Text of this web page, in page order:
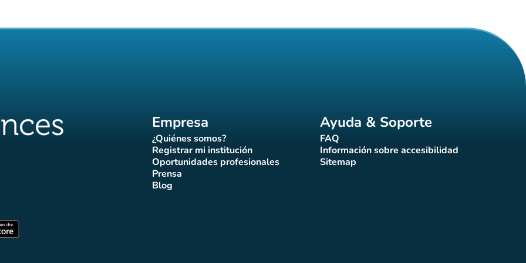
pestaña)
Empresa
¿Quiénes somos?
(nueva pestaña)
Registrar mi institución
(nueva pestaña)
Oportunidades profesionales
(nueva pestaña)
Prensa(nueva pestaña)
Blog(nueva pestaña)
Ayuda & Soporte
FAQ(nueva pestaña)
Información sobre accesibilidad
(nueva pestaña)
Sitemap(nueva pestaña)